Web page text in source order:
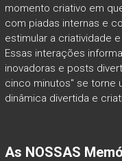
momento criativo em
com piadas internas e
estimular a criatividade
Essas interações
inovadoras e posts
cinco minutos" se torne
dinâmica divertida e
As NOSSAS